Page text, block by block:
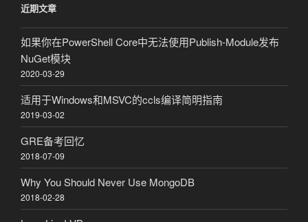
近期文章
如果你在PowerShell Core中无法使用Publish-Module发布
NuGet模块
2020-03-29
适用于Windows和MSVC的ccls编译简明指南
2019-03-02
GRE备考回忆
2018-07-09
Why You Should Never Use MongoDB
2018-02-28